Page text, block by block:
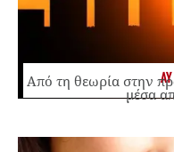
Από τη θεωρία στην
μέσα